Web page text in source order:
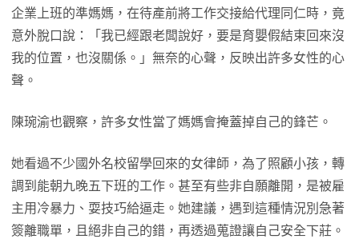
企業上班的準媽媽，在待產前將工作交接給代理同仁時，竟
意外脫口說：「我已經跟老闆說好，要是育嬰假結束回來沒
我的位置，也沒關係。」無奈的心聲，反映出許多女性的心
聲。
陳琬渝也觀察，許多女性當了媽媽會掩蓋掉自己的鋒芒。
她看過不少國外名校留學回來的女律師，為了照顧小孩，轉
調到能朝九晚五下班的工作。甚至有些非自願離開，是被雇
主用冷暴力、耍技巧給逼走。她建議，遇到這種情況別急著
簽離職單，且絕非自己的錯，再透過蒐證讓自己安全下莊。